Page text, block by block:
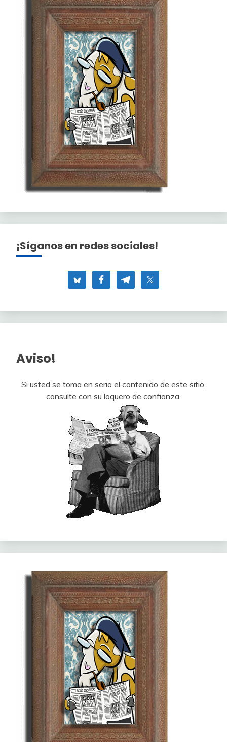
¡Síganos en redes sociales!
Aviso!
Si usted se toma en serio el contenido de este sitio,
consulte con su loquero de confianza.